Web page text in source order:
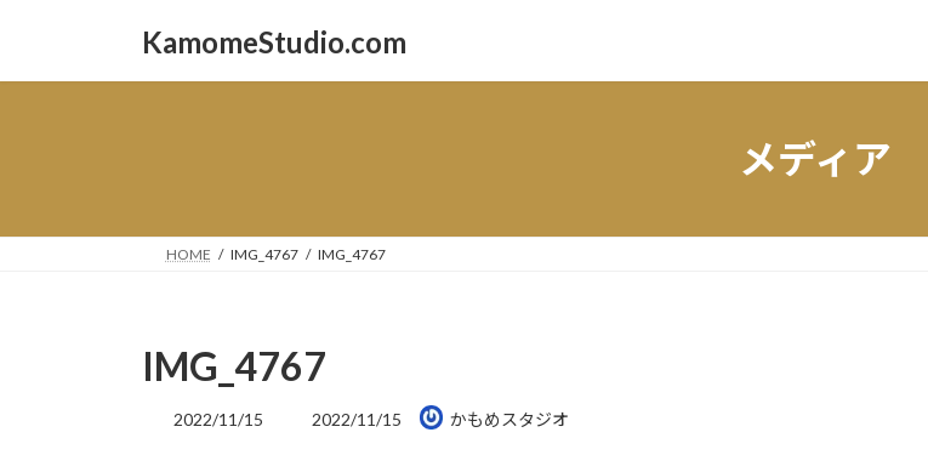
KamomeStudio.com
メディア
HOME IMG_4767 IMG_4767
IMG_4767
2022/11/15
最
2022/11/15 かもめスタジオ